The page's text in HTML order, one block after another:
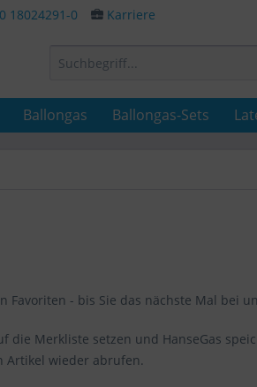
18024291-0 Karriere
Ballongas Ballongas-Sets
Favoriten - bis Sie das nächste Mal bei
die Merkliste setzen und HanseGas
Artikel wieder abrufen.